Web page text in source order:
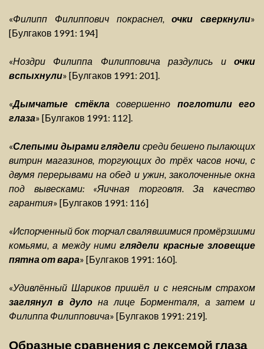
«Филипп Филиппович покраснел,очки сверкнули»
[Булгаков 1991: 194]
«Ноздри Филиппа Филипповича раздулись и очки
вспыхнули» [Булгаков 1991: 201].
«Дымчатые стёкласовершенно поглотили его
глаза» [Булгаков 1991: 112].
«Слепыми дырами глядели среди бешено пылающих
витрин магазинов, торгующих до трёх часов ночи, с
двумя перерывами на обед и ужин, заколоченные окна
под вывесками: «Яичная торговля. За качество
гарантия» [Булгаков 1991: 116]
«Испорченный бок торчал свалявшимися промёрзшими
комьями, а между нимиглядели красные зловещие
пятна от вара» [Булгаков 1991: 160].
«Удивлённый Шариков пришёл и с неясным страхом
заглянул в дулона лице Борменталя, а затем и
Филиппа Филипповича» [Булгаков 1991: 219].
Образные сравнения с лексемой глаза